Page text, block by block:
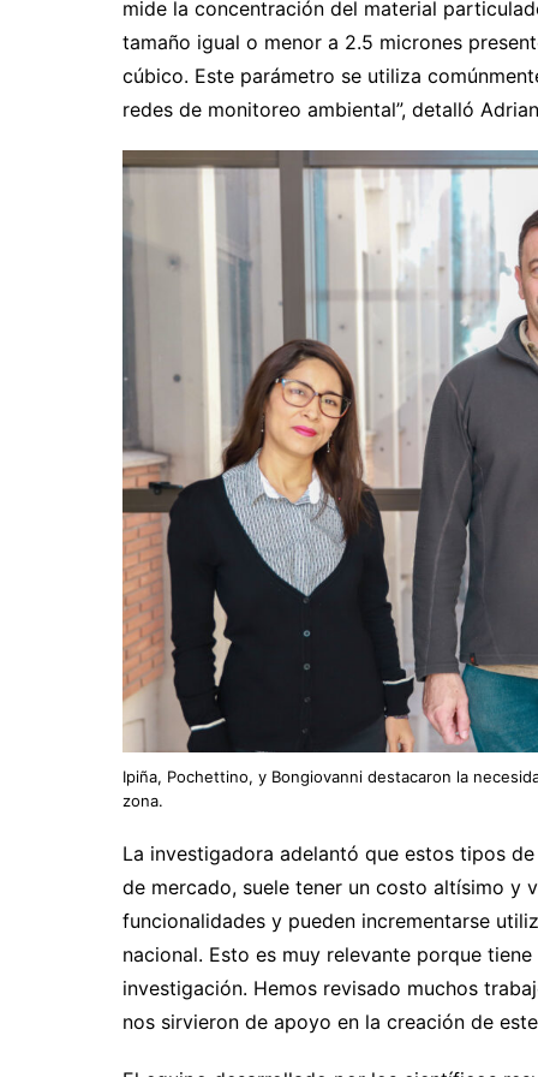
mide la concentración del material
tamaño igual o menor a 2.5 micrones
cúbico. Este parámetro se utiliza
redes de monitoreo ambiental”, detalló
Ipiña, Pochettino, y Bongiovanni destacaron la
zona.
La investigadora adelantó que estos tipos
de mercado, suele tener un costo altísimo y
funcionalidades y pueden incrementarse
nacional. Esto es muy relevante porque
investigación. Hemos revisado muchos
nos sirvieron de apoyo en la creación de